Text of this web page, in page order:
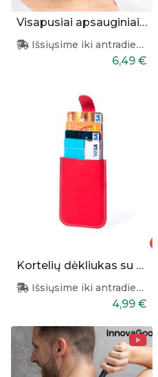
Visapusiai apsauginiai akiniai
Išsiųsime iki antradienio
6,49 €
Kortelių dėkliukas su RFID apsauga
Išsiųsime iki antradienio
4,99 €